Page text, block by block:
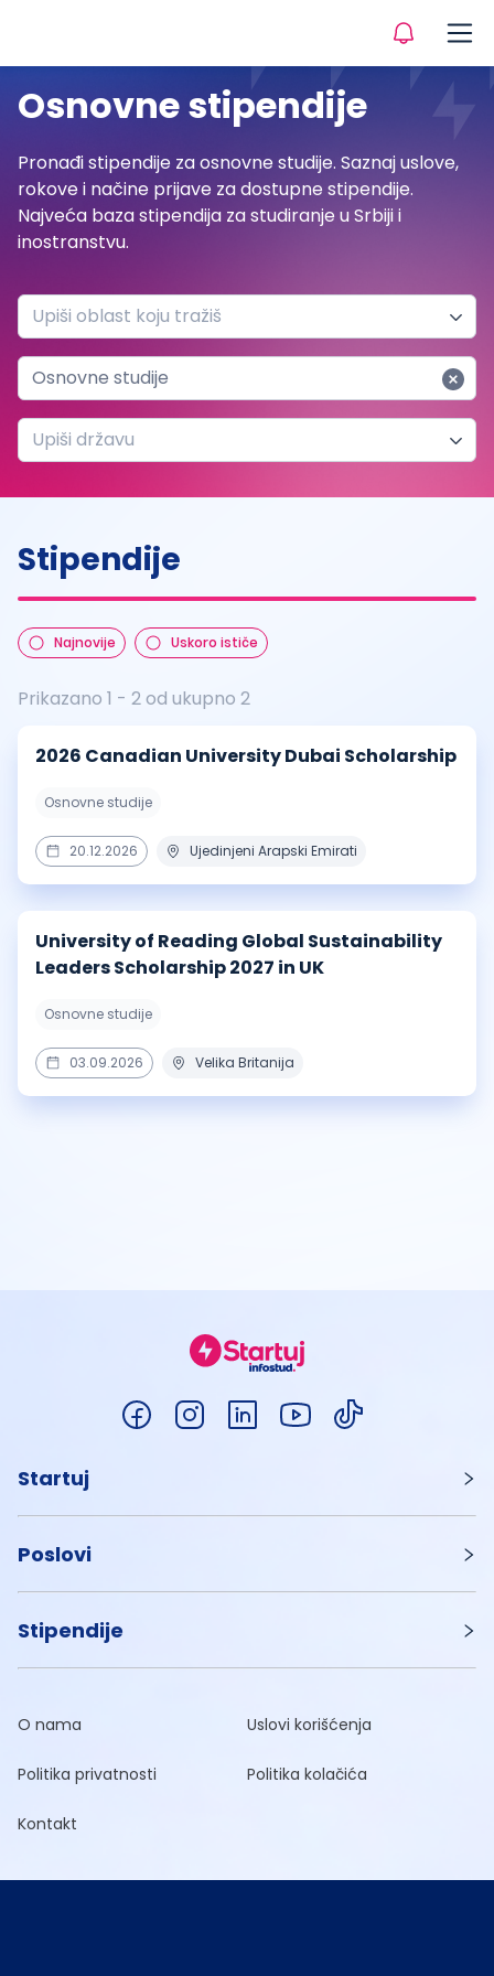
Osnovne stipendije
Pronađi stipendije za osnovne studije. Saznaj uslove,
rokove i načine prijave za dostupne stipendije.
Najveća baza stipendija za studiranje u Srbiji i
inostranstvu.
Upiši oblast koju tražiš
Osnovne studije
Upiši državu
Stipendije
Najnovije Uskoro ističe
Prikazano 1 - 2od ukupno 2
2026 Canadian University Dubai Scholarship
Osnovne studije
20.12.2026 Ujedinjeni Arapski Emirati
University of Reading Global Sustainability
Leaders Scholarship 2027 in UK
Osnovne studije
03.09.2026 Velika Britanija
Startuj
Poslovi
Stipendije
O nama Uslovi korišćenja
Politika privatnosti Politika kolačića
Kontakt